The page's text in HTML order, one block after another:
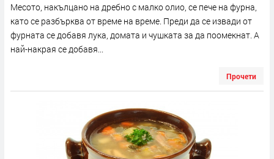
Месото, накълцано на дребно с малко олио, се пече на фурна,
като се разбърква от време на време. Преди да се извади от
фурната се добавя лука, домата и чушката за да поомекнат. А
най-накрая се добавя...
Прочети